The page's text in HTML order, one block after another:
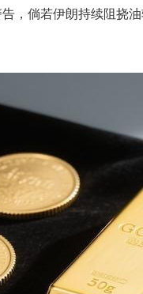
，倘若伊朗持续阻挠